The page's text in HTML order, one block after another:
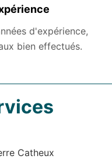
d'expérience,
bien effectués.
Catheux